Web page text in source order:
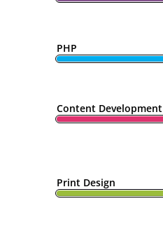
PHP
Content Development
Print Design